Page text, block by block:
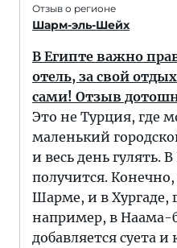
Отзыв о регионе
Шарм-эль-Шейх
В Египте важно
отель, за свой
сами! Отзыв
Это не Турция, где
маленький
и весь день гулять.
получится. Конечно,
Шарме, и в Хургаде,
например, в Наама-
добавляется суета и